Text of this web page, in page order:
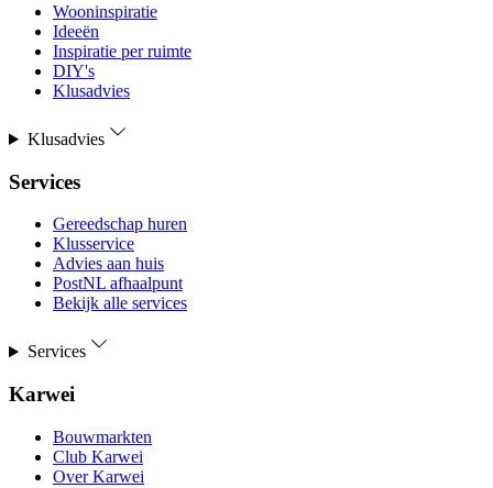
Wooninspiratie
Ideeën
Inspiratie per ruimte
DIY's
Klusadvies
Klusadvies
Services
Gereedschap huren
Klusservice
Advies aan huis
PostNL afhaalpunt
Bekijk alle services
Services
Karwei
Bouwmarkten
Club Karwei
Over Karwei